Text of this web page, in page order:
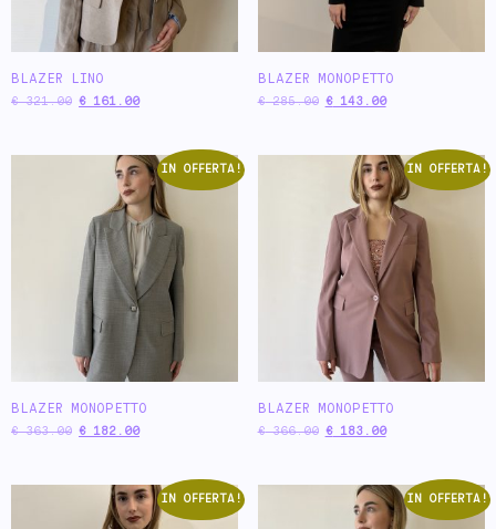
BLAZER LINO
€321.00 € 161.00
BLAZER MONOPETTO
€285.00 €143.00
IN OFFERTA!
BLAZER MONOPETTO
€363.00 € 182.00
IN OFFERTA!
BLAZER MONOPETTO
€366.00 €183.00
IN OFFERTA! IN OFFERTA!